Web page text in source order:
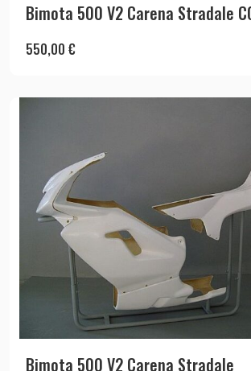
Bimota 500 V2 Carena Stradale
550,00 €
Bimota 500 V2 Carena Stradale